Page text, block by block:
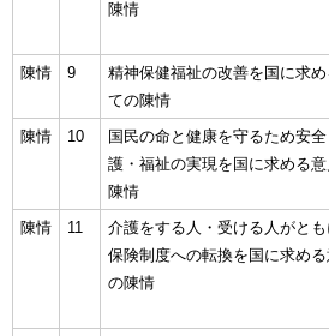
陳情
陳情
9
精神保健福祉の改善を国に求
ての陳情
陳情
10
国民の命と健康を守るため安
護・福祉の実現を国に求める
陳情
陳情 11
介護をする人・受ける人がと
保険制度への転換を国に求め
の陳情